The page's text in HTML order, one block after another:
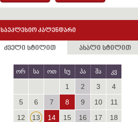
საეკლესიო კალენდარი
ძველი სტილით ახალი სტილით
ორ სა ოთ ხუ პა შა კვ
1 2 3
4
5
6 7 8 9 10
11
12
13 14 15 16 17
18